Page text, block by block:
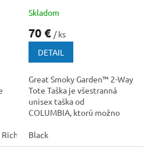
Rich Wine, Eraser Pink
Skladom
70 € / ks
DETAIL
Great Smoky Garden™ 2-Way
Tote Taška je všestranná
unisex taška od
COLUMBIA, ktorú možno
alebo ako batoh. Je...
Black